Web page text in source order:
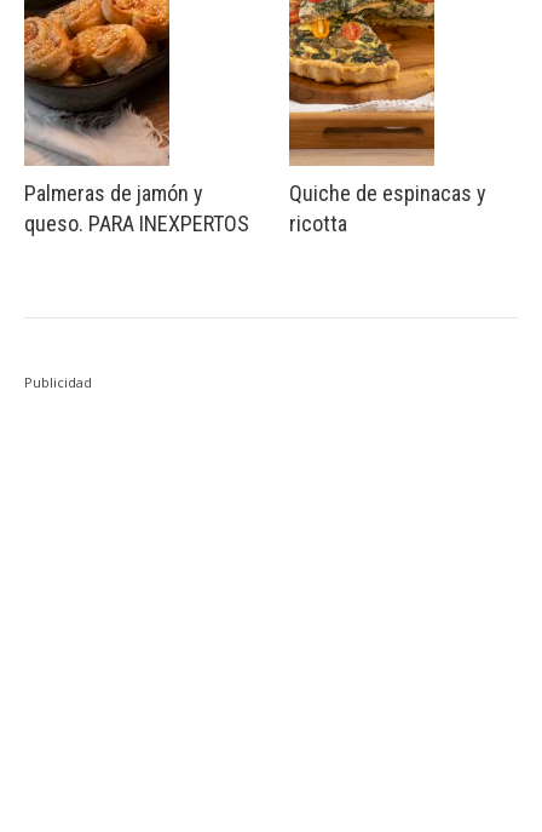
Palmeras de jamón y
queso. PARA INEXPERTOS
Quiche de espinacas y
ricotta
Publicidad